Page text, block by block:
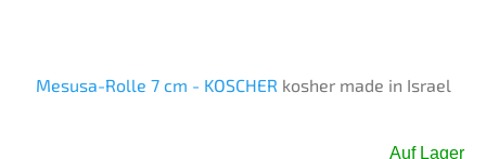
Mesusa-Rolle 7 cm - KOSCHER kosher made in Israel
Auf Lager